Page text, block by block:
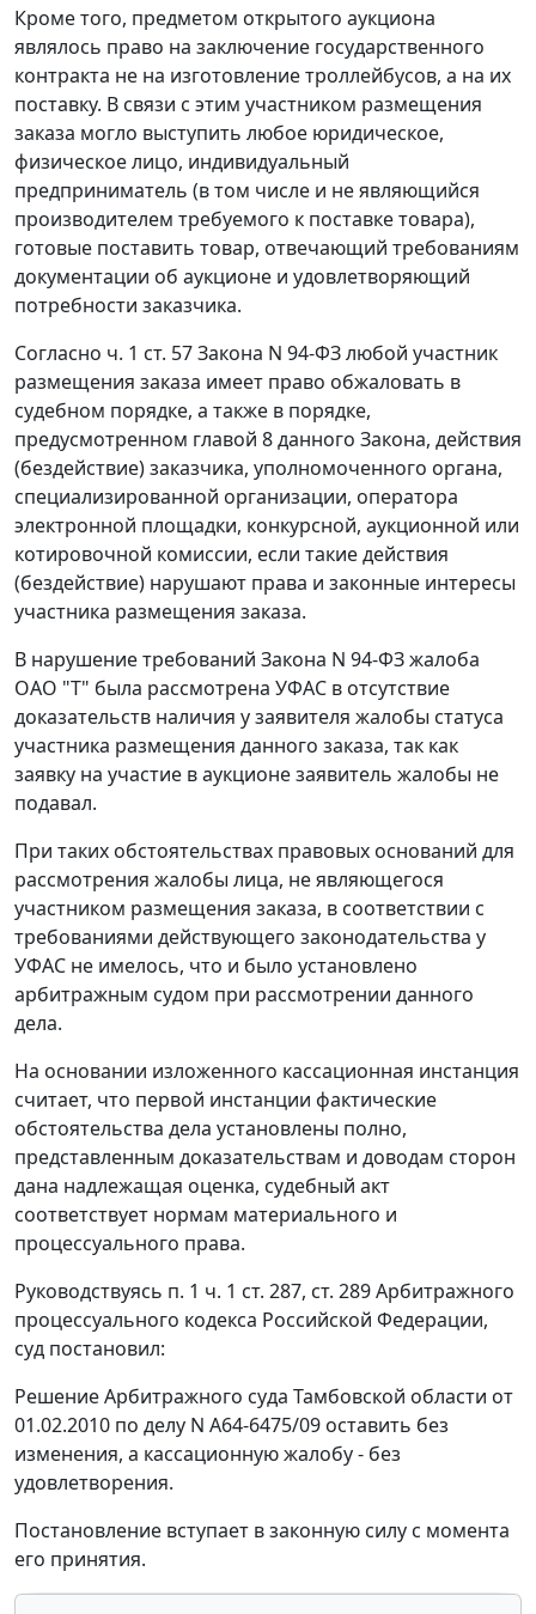
Кроме того, предметом открытого аукциона
являлось право на заключение государственного
контракта не на изготовление троллейбусов, а на их
поставку. В связи с этим участником размещения
заказа могло выступить любое юридическое,
физическое лицо, индивидуальный
предприниматель (в том числе и не являющийся
производителем требуемого к поставке товара),
готовые поставить товар, отвечающий требованиям
документации об аукционе и удовлетворяющий
потребности заказчика.
Согласно ч. 1 ст. 57Закона N 94-ФЗ любой участник
размещения заказа имеет право обжаловать в
судебном порядке, а также в порядке,
предусмотренном главой 8данного Закона, действия
(бездействие) заказчика, уполномоченного органа,
специализированной организации, оператора
электронной площадки, конкурсной, аукционной или
котировочной комиссии, если такие действия
(бездействие) нарушают права и законные интересы
участника размещения заказа.
В нарушение требований Закона N 94-ФЗ жалоба
ОАО "Т" была рассмотрена УФАС в отсутствие
доказательств наличия у заявителя жалобы статуса
участника размещения данного заказа, так как
заявку на участие в аукционе заявитель жалобы не
подавал.
При таких обстоятельствах правовых оснований для
рассмотрения жалобы лица, не являющегося
участником размещения заказа, в соответствии с
требованиями действующего законодательства у
УФАС не имелось, что и было установлено
арбитражным судом при рассмотрении данного
дела.
На основании изложенного кассационная инстанция
считает, что первой инстанции фактические
обстоятельства дела установлены полно,
представленным доказательствам и доводам сторон
дана надлежащая оценка, судебный акт
соответствует нормам материального и
процессуального права.
Руководствуясь п. 1 ч. 1 ст. 287, ст. 289Арбитражного
процессуального кодекса Российской Федерации,
суд постановил:
Решение Арбитражного суда Тамбовской области от
01.02.2010 по делу N А64-6475/09 оставить без
изменения, а кассационную жалобу - без
удовлетворения.
Постановление вступает в законную силу с момента
его принятия.